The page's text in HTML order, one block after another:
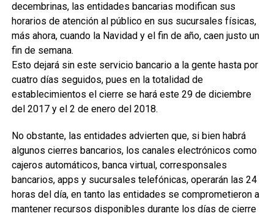
decembrinas, las entidades bancarias modifican sus
horarios de atención al público en sus sucursales físicas,
más ahora, cuando la Navidad y el fin de año, caen justo un
fin de semana.
Esto dejará sin este servicio bancario a la gente hasta por
cuatro días seguidos, pues en la totalidad de
establecimientos el cierre se hará este 29 de diciembre
del 2017 y el 2 de enero del 2018.
No obstante, las entidades advierten que, si bien habrá
algunos cierres bancarios, los canales electrónicos como
cajeros automáticos, banca virtual, corresponsales
bancarios, apps y sucursales telefónicas, operarán las 24
horas del día, en tanto las entidades se comprometieron a
mantener recursos disponibles durante los días de cierre